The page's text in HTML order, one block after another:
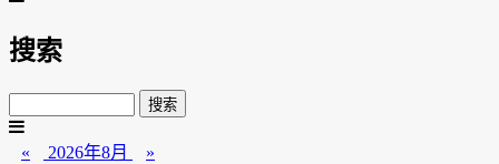
搜索
« 2026年8月 »